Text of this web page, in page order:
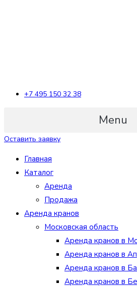
+7 495 150 32 38
Menu
Оставить заявку
Главная
Каталог
Аренда
Продажа
Аренда кранов
Московская область
Аренда кранов в
Аренда кранов в
Аренда кранов в
Аренда кранов в